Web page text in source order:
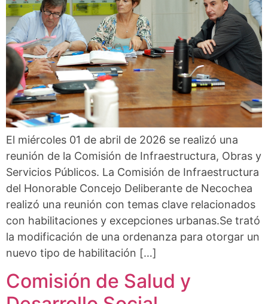
El miércoles 01 de abril de 2026 se realizó una
reunión de la Comisión de Infraestructura, Obras y
Servicios Públicos. La Comisión de Infraestructura
del Honorable Concejo Deliberante de Necochea
realizó una reunión con temas clave relacionados
con habilitaciones y excepciones urbanas.Se trató
la modificación de una ordenanza para otorgar un
nuevo tipo de habilitación […]
Comisión de Salud y